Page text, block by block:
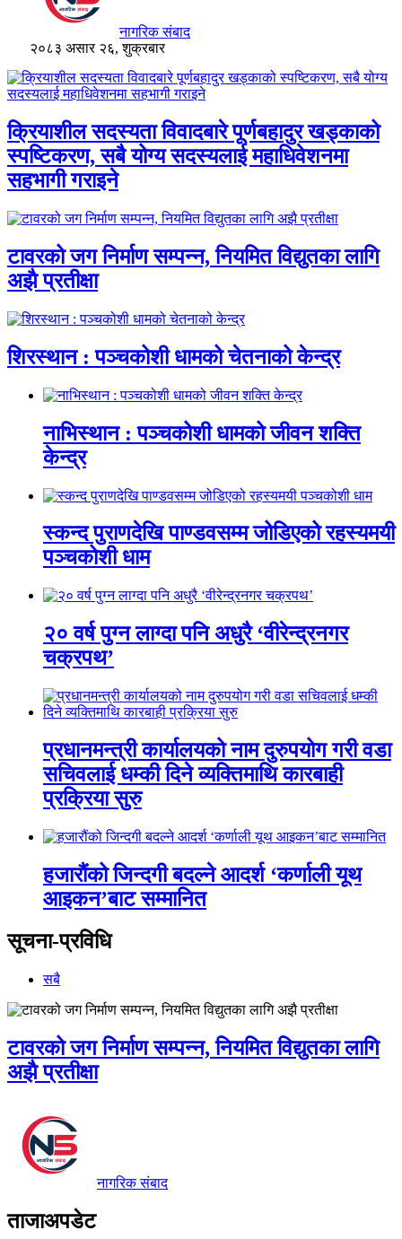
नागरिक संबाद
२०८३ असार २६, शुक्रबार
क्रियाशील सदस्यता विवादबारे पूर्णबहादुर खड्काको
स्पष्टिकरण, सबै योग्य सदस्यलाई महाधिवेशनमा
सहभागी गराइने
टावरको जग निर्माण सम्पन्न, नियमित विद्युतका लागि
अझै प्रतीक्षा
शिरस्थान : पञ्चकोशी धामको चेतनाको केन्द्र
नाभिस्थान : पञ्चकोशी धामको जीवन शक्ति
केन्द्र
स्कन्द पुराणदेखि पाण्डवसम्म जोडिएको रहस्यमयी
पञ्चकोशी धाम
२० वर्ष पुग्न लाग्दा पनि अधुरै ‘वीरेन्द्रनगर
चक्रपथ’
प्रधानमन्त्री कार्यालयको नाम दुरुपयोग गरी वडा
सचिवलाई धम्की दिने व्यक्तिमाथि कारबाही
प्रक्रिया सुरु
हजारौंको जिन्दगी बदल्ने आदर्श ‘कर्णाली यूथ
आइकन’बाट सम्मानित
सूचना-प्रविधि
सबै
टावरको जग निर्माण सम्पन्न, नियमित विद्युतका लागि
अझै प्रतीक्षा
नागरिक संबाद
ताजाअपडेट